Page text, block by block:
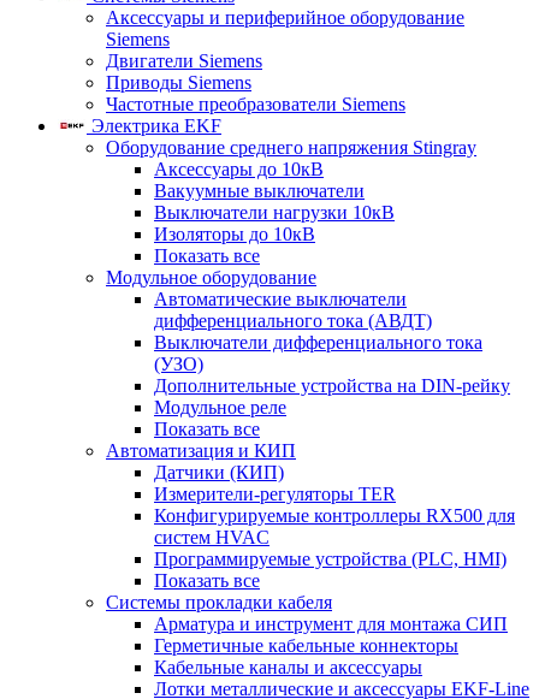
Аксессуары и периферийное оборудование
Siemens
Двигатели Siemens
Приводы Siemens
Частотные преобразователи Siemens
Электрика EKF
Оборудование среднего напряжения Stingray
Аксессуары до 10кВ
Вакуумные выключатели
Выключатели нагрузки 10кВ
Изоляторы до 10кВ
Показать все
Модульное оборудование
Автоматические выключатели
дифференциального тока (АВДТ)
Выключатели дифференциального тока
(УЗО)
Дополнительные устройства на DIN-рейку
Модульное реле
Показать все
Автоматизация и КИП
Датчики (КИП)
Измерители-регуляторы TER
Конфигурируемые контроллеры RX500 для
систем HVAC
Программируемые устройства (PLC, HMI)
Показать все
Системы прокладки кабеля
Арматура и инструмент для монтажа СИП
Герметичные кабельные коннекторы
Кабельные каналы и аксессуары
Лотки металлические и аксессуары EKF-Line